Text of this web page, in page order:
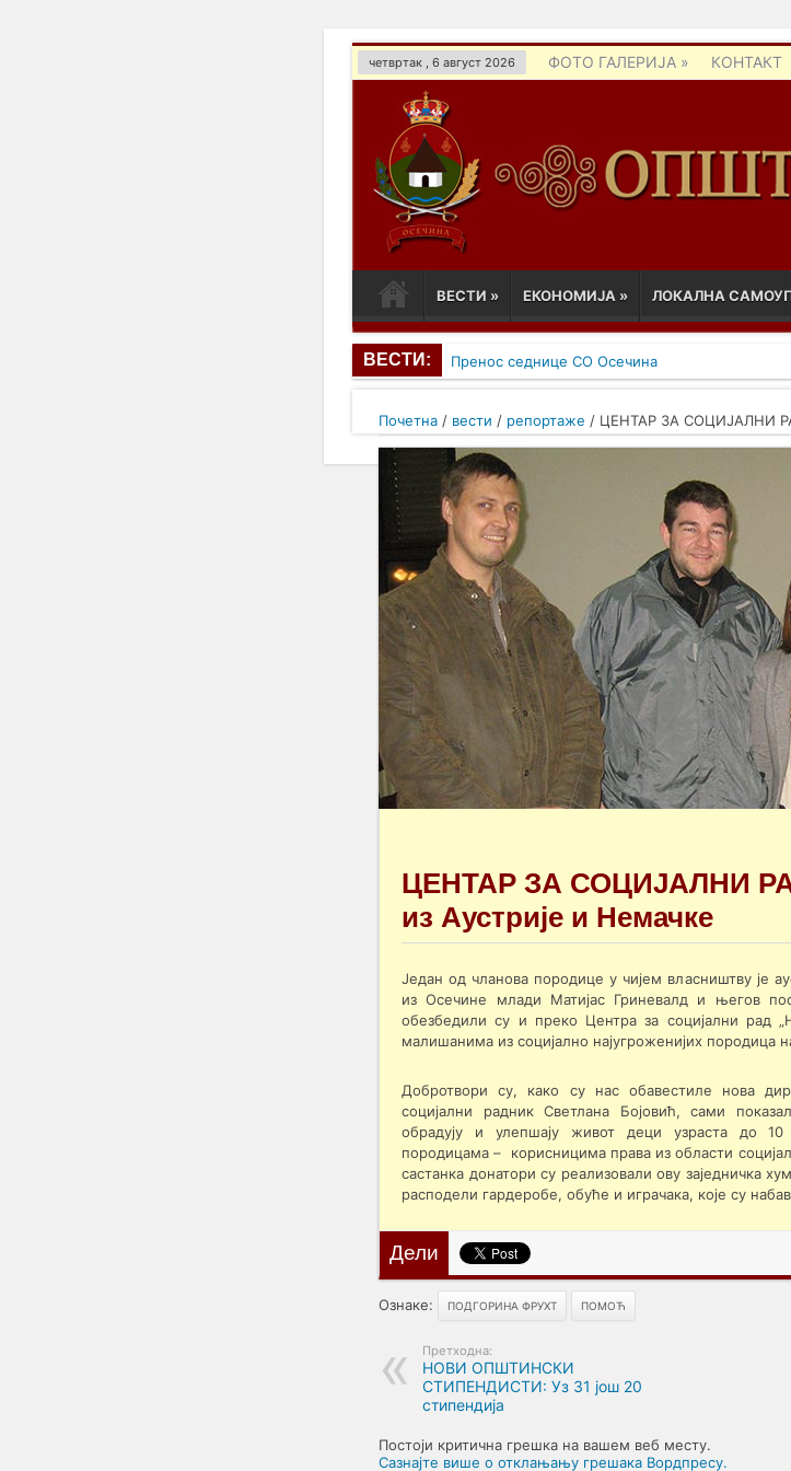
четвртак , 6 август 2026 ФОТО ГАЛЕРИЈА » КОНТАКТ
ВЕСТИ » ЕКОНОМИЈА » ЛОКАЛНА
ВЕСТИ: Пренос седнице СО Осечина
Почетна / вести / репортаже / ЦЕНТАР ЗА СОЦИЈАЛНИ
ЦЕНТАР ЗА СОЦИЈАЛНИ
из Аустрије и Немачке
Један од чланова породице у чијем власништву је
из Осечине млади Матијас Гриневалд и његов
обезбедили су и преко Центра за социјални рад
малишанима из социјално најугроженијих породица
Добротвори су, како су нас обавестиле нова
социјални радник Светлана Бојовић, сами
обрадују и улепшају живот деци узраста до
породицама – корисницима права из области
састанка донатори су реализовали ову заједничка
расподели гардеробе, обуће и играчака, које су
Дели
Ознаке: ПОДГОРИНА ФРУХТ ПОМОЋ
Претходна:
НОВИ ОПШТИНСКИ
СТИПЕНДИСТИ: Уз 31 још 20
стипендија
Постоји критична грешка на вашем веб месту.
Сазнајте више о отклањању грешака Вордпресу.